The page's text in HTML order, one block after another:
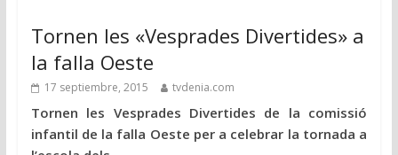
Tornen les «Vesprades Divertides» a
la falla Oeste
17 septiembre, 2015 tvdenia.com
Tornen les Vesprades Divertides de la comissió
infantil de la falla Oeste per a celebrar la tornada a